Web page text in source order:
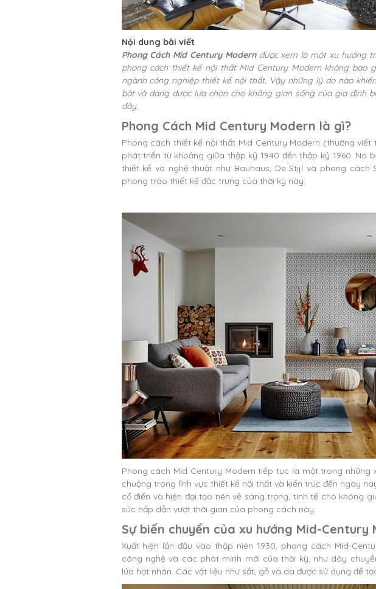
Nội dung bài viết
Phong Cách Mid Century Modernđược xem là một xu hướng
phong cách thiết kế nội thất Mid Century Modern không bao
ngành công nghiệp thiết kế nội thất. Vậy những lý do nào
bật và đáng được lựa chọn cho không gian sống của gia đình
đây.
Phong Cách Mid Century Modern là gì?
Phong cách thiết kế nội thất Mid Century Modern (thường viết
phát triển từ khoảng giữa thập kỷ 1940 đến thập kỷ 1960. Nó
thiết kế và nghệ thuật như Bauhaus, De Stijl và phong cách
phong trào thiết kế đặc trưng của thời kỳ này.
Phong cách Mid Century Modern tiếp tục là một trong những
chuộng trong lĩnh vực thiết kế nội thất và kiến trúc đến ngày
cổ điển và hiện đại tạo nên vẻ sang trọng, tinh tế cho không
sức hấp dẫn vượt thời gian của phong cách này.
Sự biến chuyển của xu hướng Mid-Century
Xuất hiện lần đầu vào thập niên 1930, phong cách Mid-
công nghệ và các phát minh mới của thời kỳ, như dây
lửa hạt nhân. Các vật liệu như sắt, gỗ và da được sử dụng để